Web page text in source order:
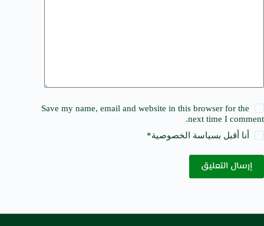
Save my name, email and website in this browser for the
next time I comment.
أنا أقبل بسياسة الخصوصية*
إرسال التعليق